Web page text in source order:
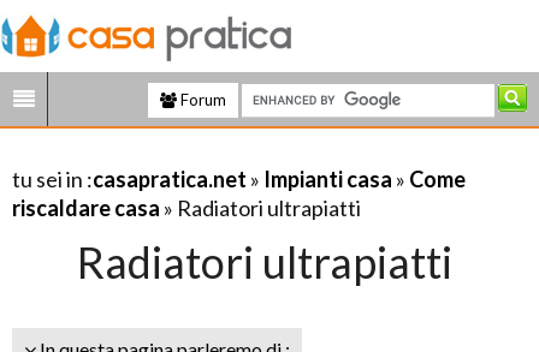
Forum
tu sei in :casapratica.net » Impianti casa » Come
riscaldare casa » Radiatori ultrapiatti
Radiatori ultrapiatti